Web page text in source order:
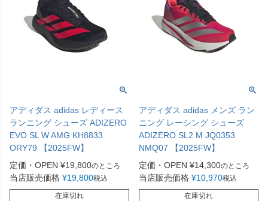
アディダス adidas レディース
ランニング シューズ ADIZERO
EVO SL W AMG KH8833
ORY79 【2025FW】
定価・OPEN ¥19,800のところ
当店販売価格 ¥19,800税込
在庫切れ
アディダス adidas メンズ ラン
ニング レーシング シューズ
ADIZERO SL2 M JQ0353
NMQ07 【2025FW】
定価・OPEN ¥14,300のところ
当店販売価格 ¥10,970税込
在庫切れ